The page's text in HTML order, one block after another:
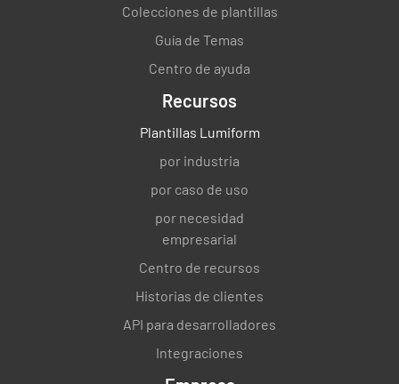
Colecciones de plantillas
Guía de Temas
Centro de ayuda
Recursos
Plantillas Lumiform
por industria
por caso de uso
por necesidad
empresarial
Centro de recursos
Historias de clientes
API para desarrolladores
Integraciones